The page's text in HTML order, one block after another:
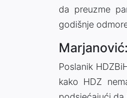
da preuzme
godišnje
Poslanik
kako HDZ